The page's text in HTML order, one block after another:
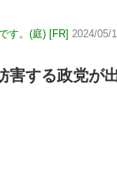
す。(庭) [FR] 2024/05/
害する政党が